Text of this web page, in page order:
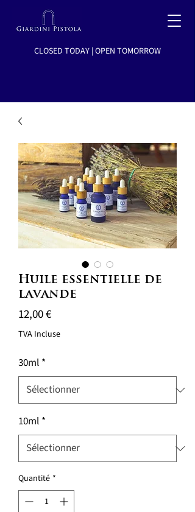
CLOSED TODAY | OPEN TOMORROW
Huile essentielle de
lavande
12,00 €Prix
TVA Incluse
30ml *
10ml *
Quantité *